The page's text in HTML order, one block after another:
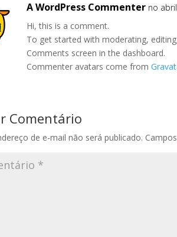
A WordPress Commenter no
Hi, this is a comment.
To get started with moderating,
Comments screen in the dashboard.
Commenter avatars come from
Comentário
de e-mail não será publicado.